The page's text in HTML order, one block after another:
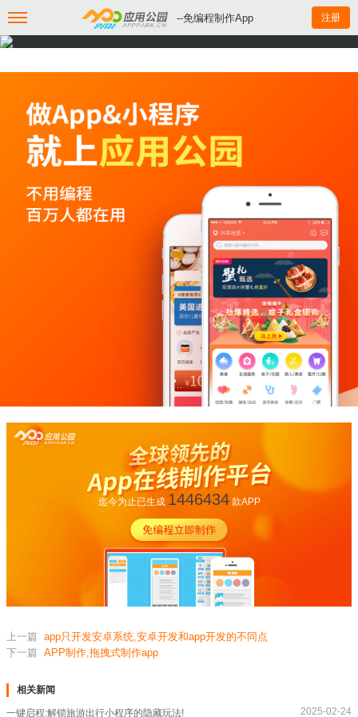
--免编程制作App 注册
迄今为止已生成 1446434款APP
上一篇 app只开发安卓系统,安卓开发和app开发的不同点
下一篇 APP制作,拖拽式制作app
相关新闻
一键启程:解锁旅游出行小程序的隐藏玩法! 2025-02-24